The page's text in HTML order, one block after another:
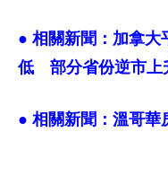
● 相關新聞： 加拿大
低 部分省份逆市上
● 相關新聞： 溫哥華